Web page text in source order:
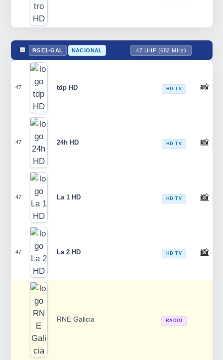
RGE1-GAL NACIONAL 47 UHF (682 MHz)
47 tdp HD HD TV 📸
47 24h HD HD TV 📸
47 La 1 HD HD TV 📸
47 La 2 HD HD TV 📸
RNE Galicia RADIO